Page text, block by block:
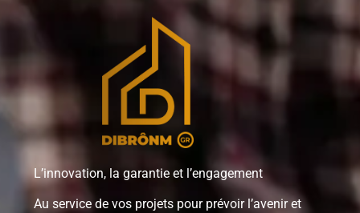
L’innovation, la garantie et l’engagement
Au service de vos projets pour prévoir l’avenir et